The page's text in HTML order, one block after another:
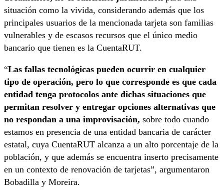
situación como la vivida, considerando además que los
principales usuarios de la mencionada tarjeta son familias
vulnerables y de escasos recursos que el único medio
bancario que tienen es la CuentaRUT.
“Las fallas tecnológicas pueden ocurrir en cualquier
tipo de operación, pero lo que corresponde es que cada
entidad tenga protocolos ante dichas situaciones que
permitan resolver y entregar opciones alternativas que
no respondan a una improvisación, sobre todo cuando
estamos en presencia de una entidad bancaria de carácter
estatal, cuya CuentaRUT alcanza a un alto porcentaje de la
población, y que además se encuentra inserto precisamente
en un contexto de renovación de tarjetas”, argumentaron
Bobadilla y Moreira.